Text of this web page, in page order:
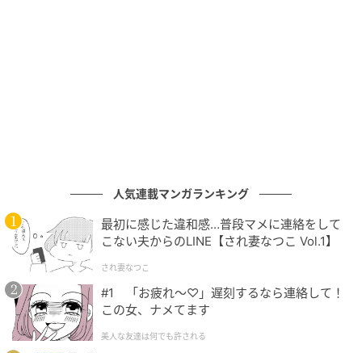
人気連載マンガランキング
最初に感じた違和感…普段マメに連絡をして
こない夫からのLINE【され妻なつこ Vol.1】
され妻なつこ
#1 「お疲れ〜♡」遅刻するなら連絡して！
この女、ナメてます
美人な友達は何でも許される